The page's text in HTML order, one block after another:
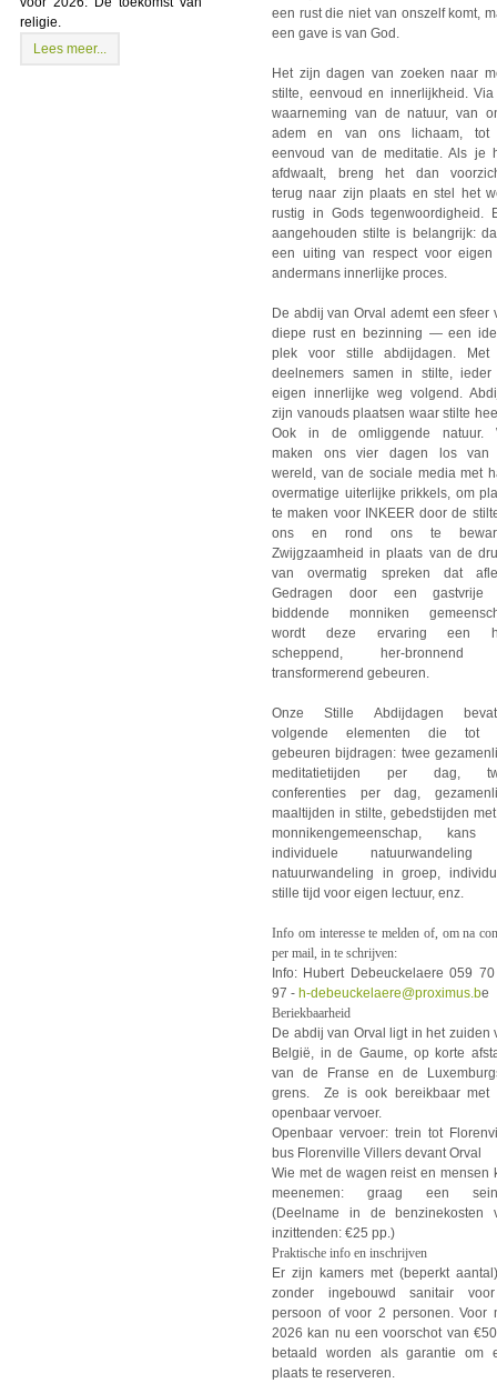
religie.
Lees meer...
een rust die niet van onszelf komt,
een gave is van God.
Het zijn dagen van zoeken naar
stilte, eenvoud en innerlijkheid.
waarneming van de natuur, van
adem en van ons lichaam, tot
eenvoud van de meditatie. Als je
afdwaalt, breng het dan
terug naar zijn plaats en stel het
rustig in Gods tegenwoordigheid.
aangehouden stilte is belangrijk:
een uiting van respect voor
andermans innerlijke proces.
De abdij van Orval ademt een sfeer
diepe rust en bezinning — een
plek voor stille abdijdagen. Met
deelnemers samen in stilte,
eigen innerlijke weg volgend.
zijn vanouds plaatsen waar stilte
Ook in de omliggende natuur.
maken ons vier dagen los van
wereld, van de sociale media met
overmatige uiterlijke prikkels, om
te maken voor INKEER door de
ons en rond ons te
Zwijgzaamheid in plaats van de
van overmatig spreken dat
Gedragen door een gastvrije
biddende monniken
wordt deze ervaring een
scheppend, her-bronnend
transformerend gebeuren.
Onze Stille Abdijdagen
volgende elementen die tot
gebeuren bijdragen: twee
meditatietijden per dag,
conferenties per dag,
maaltijden in stilte, gebedstijden
monnikengemeenschap, kans
individuele
natuurwandeling in groep,
stille tijd voor eigen lectuur, enz.
Info om interesse te melden of, om na
per mail, in te schrijven:
Info: Hubert Debeuckelaere 059
97 - h-debeuckelaere@proximus.be
Beriekbaarheid
De abdij van Orval ligt in het zuiden
België, in de Gaume, op korte
van de Franse en de
grens. Ze is ook bereikbaar met
openbaar vervoer.
Openbaar vervoer: trein tot
bus Florenville Villers devant Orval
Wie met de wagen reist en mensen
meenemen: graag een
(Deelname in de benzinekosten
inzittenden: €25 pp.)
Praktische info en inschrijven
Er zijn kamers met (beperkt
zonder ingebouwd sanitair
persoon of voor 2 personen. Voor
2026 kan nu een voorschot van
betaald worden als garantie om
plaats te reserveren.